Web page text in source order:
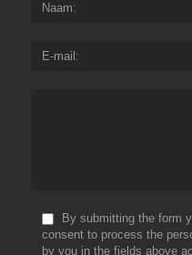
Naam
E-mail
By submitting the form
consent to process the
by you in the fields above